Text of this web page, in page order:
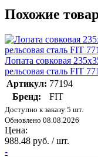
Похожие
Лопата совковая
рельсовая сталь FIT
Артикул: 77194
Бренд:
FIT
Доступно к заказу 5 шт.
Обновлено 08.08.2026
Цена:
988.48 руб. / шт.
-